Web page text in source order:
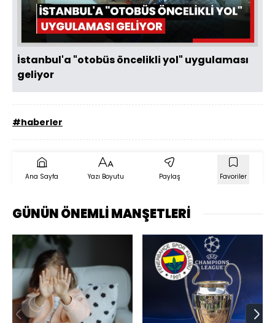
Oynat
İstanbul'a "otobüs öncelikli yol" uygulaması
geliyor
#haberler
Ana Sayfa Yazı Boyutu Paylaş Favoriler
GÜNÜN ÖNEMLİ MANŞETLERİ